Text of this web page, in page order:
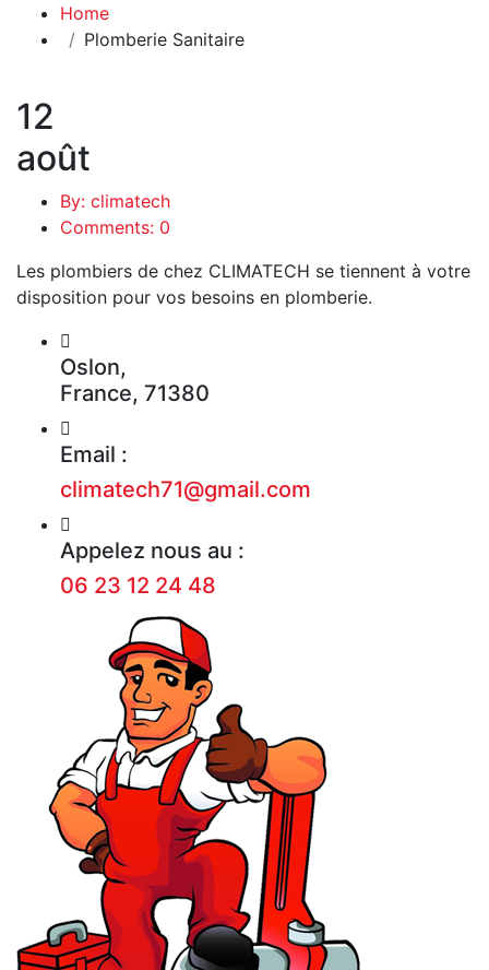
Home
Plomberie Sanitaire
12
août
By: climatech
Comments: 0
Les plombiers de chez CLIMATECH se tiennent à votre
disposition pour vos besoins en plomberie.
Oslon,
France, 71380
Email :
climatech71@gmail.com
Appelez nous au :
06 23 12 24 48